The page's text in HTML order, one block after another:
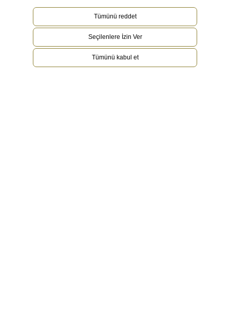
sahiptir. Kadran, yarış pilotlarına pist sürelerini
ve taktiklerini hatasız bir şekilde planlama
olanağı sunar.
Tümünü reddet
Seçilenlere İzin Ver
Tümünü kabul et